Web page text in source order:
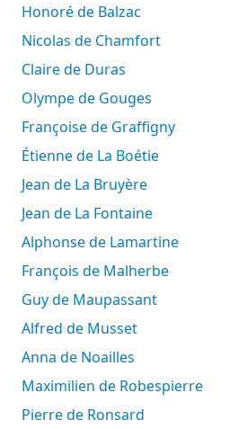
Honoré de Balzac
Nicolas de Chamfort
Claire de Duras
Olympe de Gouges
Françoise de Graffigny
Étienne de La Boétie
Jean de La Bruyère
Jean de La Fontaine
Alphonse de Lamartine
François de Malherbe
Guy de Maupassant
Alfred de Musset
Anna de Noailles
Maximilien de Robespierre
Pierre de Ronsard